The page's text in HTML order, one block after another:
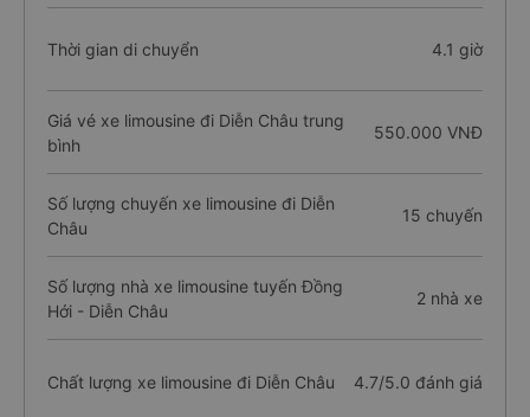
Thời gian di chuyển 4.1 giờ
Giá vé xe limousine đi Diễn Châu trung
bình
550.000 VNĐ
Số lượng chuyến xe limousine đi Diễn
Châu
15 chuyến
Số lượng nhà xe limousine tuyến Đồng
Hới - Diễn Châu
2 nhà xe
Chất lượng xe limousine đi Diễn Châu 4.7/5.0 đánh giá